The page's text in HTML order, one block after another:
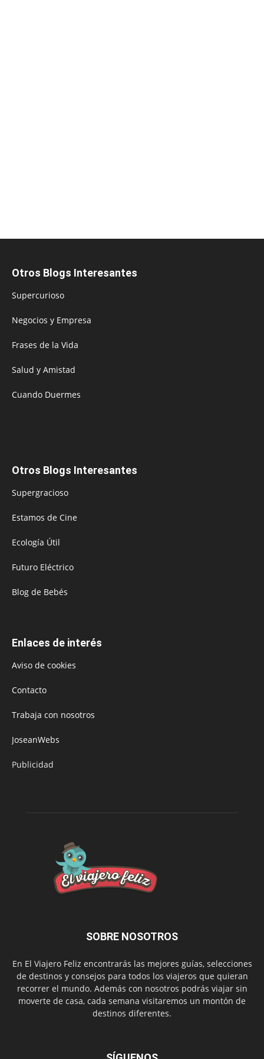
Otros Blogs Interesantes
Supercurioso
Negocios y Empresa
Frases de la Vida
Salud y Amistad
Cuando Duermes
Otros Blogs Interesantes
Supergracioso
Estamos de Cine
Ecología Útil
Futuro Eléctrico
Blog de Bebés
Enlaces de interés
Aviso de cookies
Contacto
Trabaja con nosotros
JoseanWebs
Publicidad
SOBRE NOSOTROS
En El Viajero Feliz encontrarás las mejores guías, selecciones
de destinos y consejos para todos los viajeros que quieran
recorrer el mundo. Además con nosotros podrás viajar sin
moverte de casa, cada semana visitaremos un montón de
destinos diferentes.